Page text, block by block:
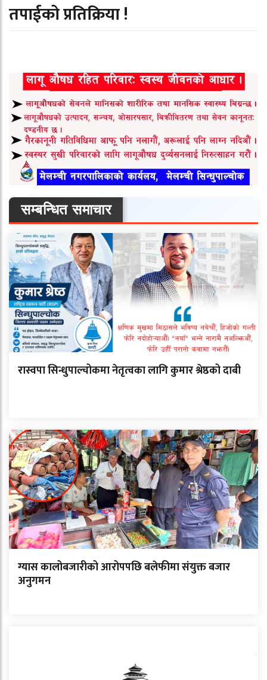
तपाईको प्रतिक्रिया !
सम्बन्धित समाचार
रास्वपा सिन्धुपाल्चोकमा नेतृत्वका लागि कुमार श्रेष्ठको दाबी
ग्यास कालोबजारीको आरोपपछि बलेफीमा संयुक्त बजार
अनुगमन